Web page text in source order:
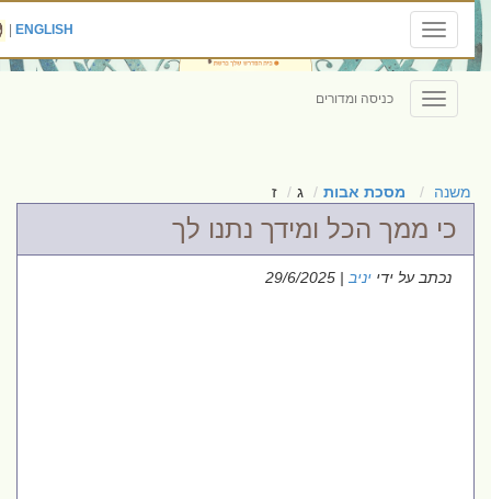
Toggle
navigation
ENGLISH
|
Toggle
navigation
כניסה ומדורים
משנה מסכת אבות ג ז
כי ממך הכל ומידך נתנו לך
נכתב על ידייניב| 29/6/2025